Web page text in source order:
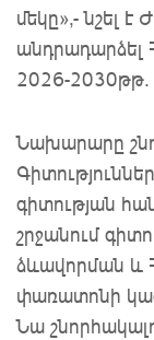
մեկը»,- նշել
անդրադարձել
2026-
Նախարարը
գիտության
շրջանում
ձևավորման և
փառատոնի
Նա